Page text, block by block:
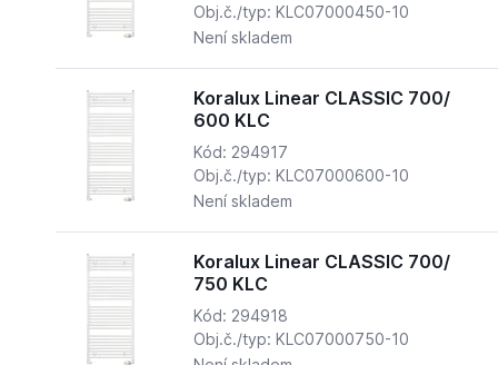
Obj.č./typ: KLC07000450-10
Není skladem
Koralux Linear CLASSIC 700/
600 KLC
Kód: 294917
Obj.č./typ: KLC07000600-10
Není skladem
Koralux Linear CLASSIC 700/
750 KLC
Kód: 294918
Obj.č./typ: KLC07000750-10